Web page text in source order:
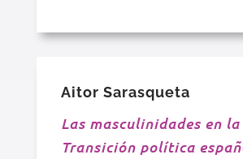
Aitor Sarasqueta
Las masculinidades en la
Transición política